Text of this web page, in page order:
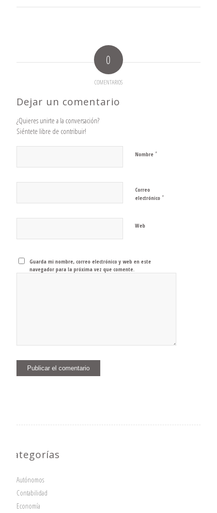
0
COMENTARIOS
Dejar un comentario
¿Quieres unirte a la conversación?
Siéntete libre de contribuir!
Nombre *
Correo
electrónico *
Web
Guarda mi nombre, correo electrónico y web en este
navegador para la próxima vez que comente.
Categorías
Autónomos
Contabilidad
Economía